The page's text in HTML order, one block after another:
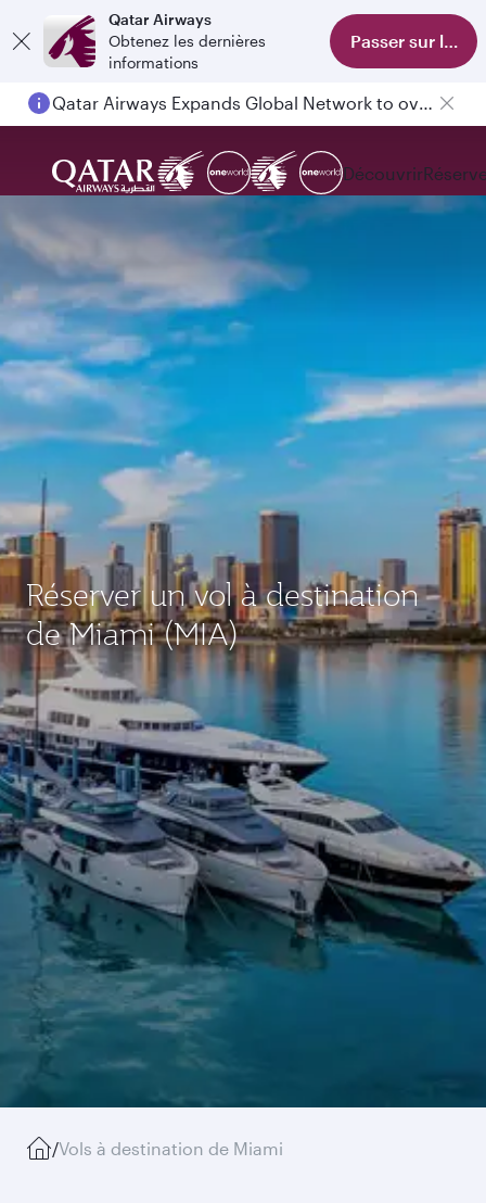
Qatar Airways
Obtenez les dernières
informations
Passer sur
Qatar Airways Expands Global Network to over 160 Destinations
Découvrir
Réserver un vol à destination
de Miami (MIA)
/Vols à destination de Miami